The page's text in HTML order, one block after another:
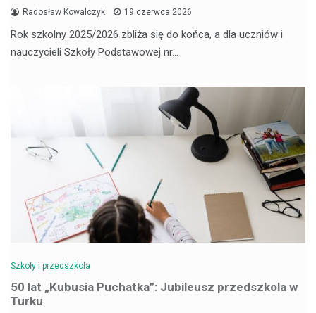
Radosław Kowalczyk 19 czerwca 2026
Rok szkolny 2025/2026 zbliża się do końca, a dla uczniów i
nauczycieli Szkoły Podstawowej nr…
Szkoły i przedszkola
50 lat „Kubusia Puchatka”: Jubileusz przedszkola w
Turku